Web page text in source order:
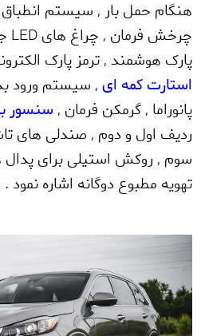
هنگام حمل بار ,سیستم انطباق
چرخش فرمان ,چراغ هایLED
پارک هوشمند ,ترمز پارک
استارت کمه ای,سیستم ورود
پانوراما ,گرمکن فرمان ,سنسور
ردیف اول و دوم ,صندلی های
سوم ,روکش استیلی برای پدال
تهویه مطبوع دوگانه اشاره نمود .